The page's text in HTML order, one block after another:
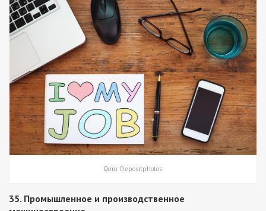
Фото: Depositphotos
35. Промышленное и производственное